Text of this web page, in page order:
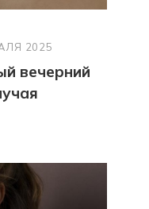
2025
вечерний